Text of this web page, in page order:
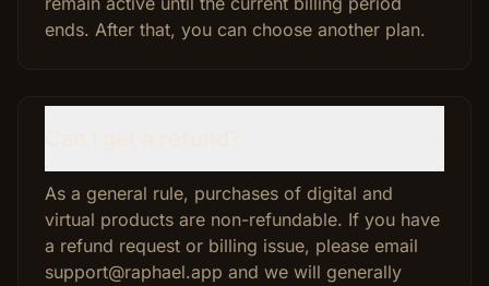
ends. After that, you can choose another plan.
As a general rule, purchases of digital and
virtual products are non-refundable. If you have
a refund request or billing issue, please email
support@raphael.app and we will generally